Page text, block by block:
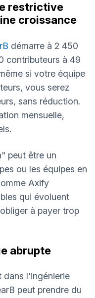
restrictive
croissance
démarre à 2 450
contributeurs à 49
si votre équipe
vous serez
sans réduction.
mensuelle,
peut être un
ou les équipes en
Axify
qui évoluent
à payer trop
abrupte
dans l'ingénierie
peut prendre du